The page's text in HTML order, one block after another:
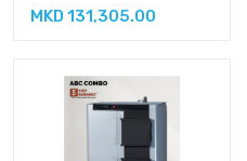
MKD 131,305.00